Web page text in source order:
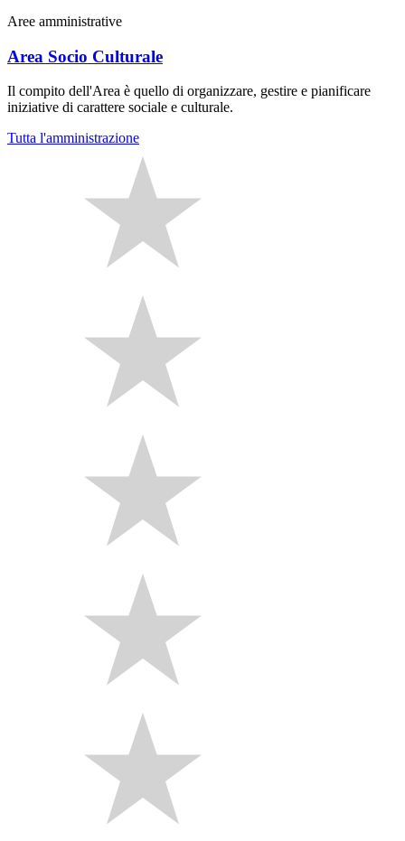
Aree amministrative
Area Socio Culturale
Il compito dell'Area è quello di organizzare, gestire e pianificare
iniziative di carattere sociale e culturale.
Tutta l'amministrazione